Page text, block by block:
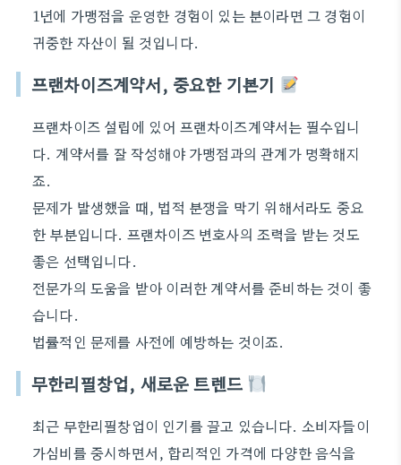
1년에 가맹점을 운영한 경험이 있는 분이라면 그 경험이
귀중한 자산이 될 것입니다.
프랜차이즈계약서, 중요한 기본기
프랜차이즈 설립에 있어 프랜차이즈계약서는 필수입니
다. 계약서를 잘 작성해야 가맹점과의 관계가 명확해지
죠.
문제가 발생했을 때, 법적 분쟁을 막기 위해서라도 중요
한 부분입니다. 프랜차이즈 변호사의 조력을 받는 것도
좋은 선택입니다.
전문가의 도움을 받아 이러한 계약서를 준비하는 것이 좋
습니다.
법률적인 문제를 사전에 예방하는 것이죠.
무한리필창업, 새로운 트렌드
최근 무한리필창업이 인기를 끌고 있습니다. 소비자들이
가심비를 중시하면서, 합리적인 가격에 다양한 음식을